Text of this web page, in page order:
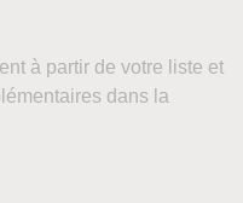
à partir de votre liste et
dans la